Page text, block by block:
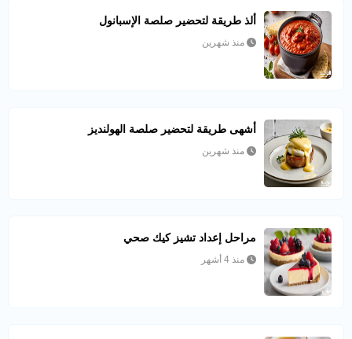
ألذ طريقة لتحضير صلصة الإسبانول
منذ شهرين
أشهى طريقة لتحضير صلصة الهولنديز
منذ شهرين
مراحل إعداد تشيز كيك صحي
منذ 4 أشهر